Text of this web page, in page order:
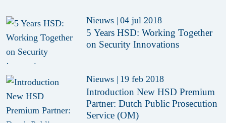
Nieuws | 04 jul 2018
5 Years HSD: Working Together
on Security Innovations
Nieuws | 19 feb 2018
Introduction New HSD Premium
Partner: Dutch Public Prosecution
Service (OM)